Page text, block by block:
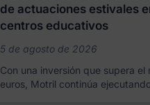
de actuaciones estivales
centros educativos
5 de agosto de 2026
Con una inversión que supera el
euros, Motril continúa